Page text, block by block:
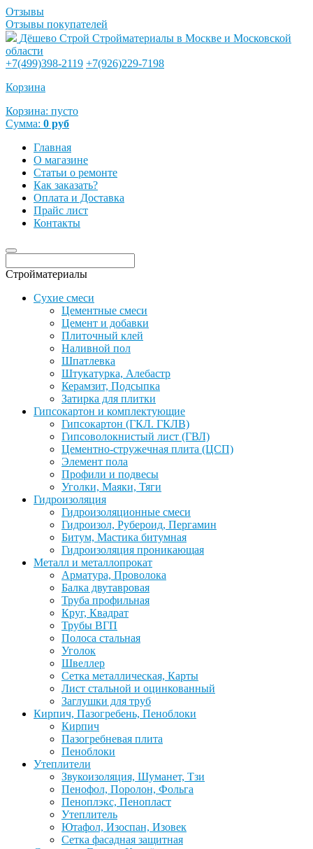
Отзывы
Отзывы покупателей
Дёшево Строй Стройматериалы в Москве и Московской
области
+7(499)398-2119 +7(926)229-7198
Корзина
Корзина: пусто
Сумма: 0 руб
Главная
О магазине
Статьи о ремонте
Как заказать?
Оплата и Доставка
Прайс лист
Контакты
Стройматериалы
Сухие смеси
Цементные смеси
Цемент и добавки
Плиточный клей
Наливной пол
Шпатлевка
Штукатурка, Алебастр
Керамзит, Подсыпка
Затирка для плитки
Гипсокартон и комплектующие
Гипсокартон (ГКЛ. ГКЛВ)
Гипсоволокнистый лист (ГВЛ)
Цементно-стружечная плита (ЦСП)
Элемент пола
Профили и подвесы
Уголки, Маяки, Тяги
Гидроизоляция
Гидроизоляционные смеси
Гидроизол, Рубероид, Пергамин
Битум, Мастика битумная
Гидроизоляция проникающая
Металл и металлопрокат
Арматура, Проволока
Балка двутавровая
Труба профильная
Круг, Квадрат
Трубы ВГП
Полоса стальная
Уголок
Швеллер
Сетка металлическая, Карты
Лист стальной и оцинкованный
Заглушки для труб
Кирпич, Пазогребень, Пеноблоки
Кирпич
Пазогребневая плита
Пеноблоки
Утеплители
Звукоизоляция, Шуманет, Тзи
Пенофол, Поролон, Фольга
Пеноплэкс, Пенопласт
Утеплитель
Ютафол, Изоспан, Изовек
Сетка фасадная защитная